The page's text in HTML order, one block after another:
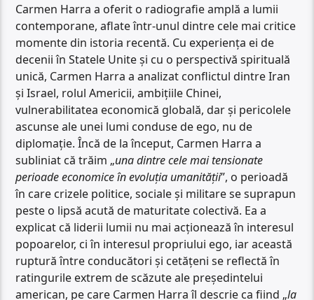
Carmen Harra a oferit o radiografie amplă a lumii
contemporane, aflate într-unul dintre cele mai critice
momente din istoria recentă. Cu experiența ei de
decenii în Statele Unite și cu o perspectivă spirituală
unică, Carmen Harra a analizat conflictul dintre Iran
și Israel, rolul Americii, ambițiile Chinei,
vulnerabilitatea economică globală, dar și pericolele
ascunse ale unei lumi conduse de ego, nu de
diplomație. Încă de la început, Carmen Harra a
subliniat că trăim „una dintre cele mai tensionate
perioade economice în evoluția umanității”, o perioadă
în care crizele politice, sociale și militare se suprapun
peste o lipsă acută de maturitate colectivă. Ea a
explicat că liderii lumii nu mai acționează în interesul
popoarelor, ci în interesul propriului ego, iar această
ruptură între conducători și cetățeni se reflectă în
ratingurile extrem de scăzute ale președintelui
american, pe care Carmen Harra îl descrie ca fiind „la